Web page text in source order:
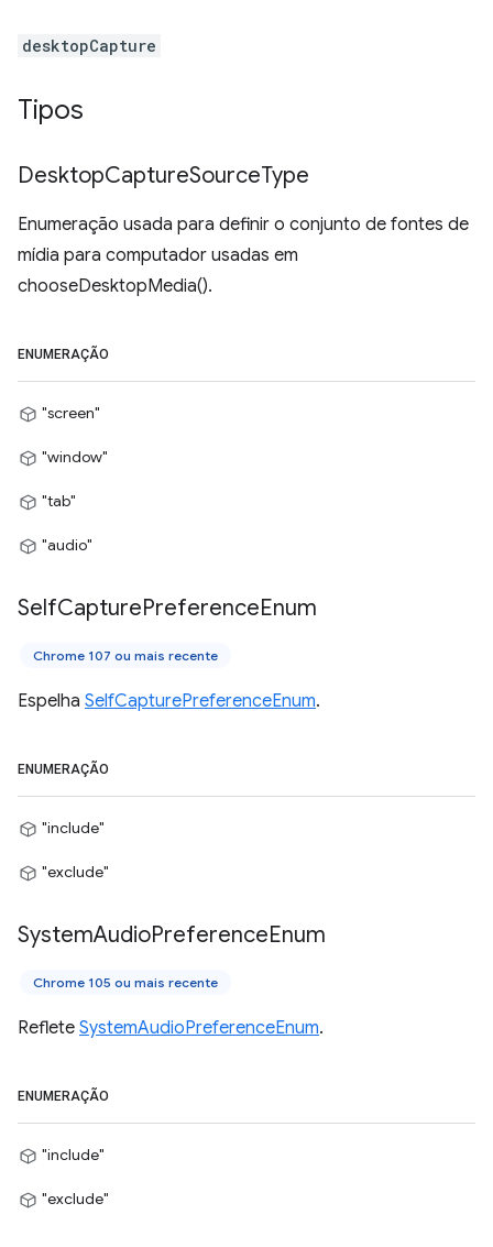
desktopCapture
Tipos
DesktopCaptureSourceType
Enumeração usada para definir o conjunto de fontes de
mídia para computador usadas em
chooseDesktopMedia().
ENUMERAÇÃO
"screen"
"window"
"tab"
"audio"
SelfCapturePreferenceEnum
Chrome 107 ou mais recente
Espelha SelfCapturePreferenceEnum.
ENUMERAÇÃO
"include"
"exclude"
SystemAudioPreferenceEnum
Chrome 105 ou mais recente
Reflete SystemAudioPreferenceEnum.
ENUMERAÇÃO
"include"
"exclude"